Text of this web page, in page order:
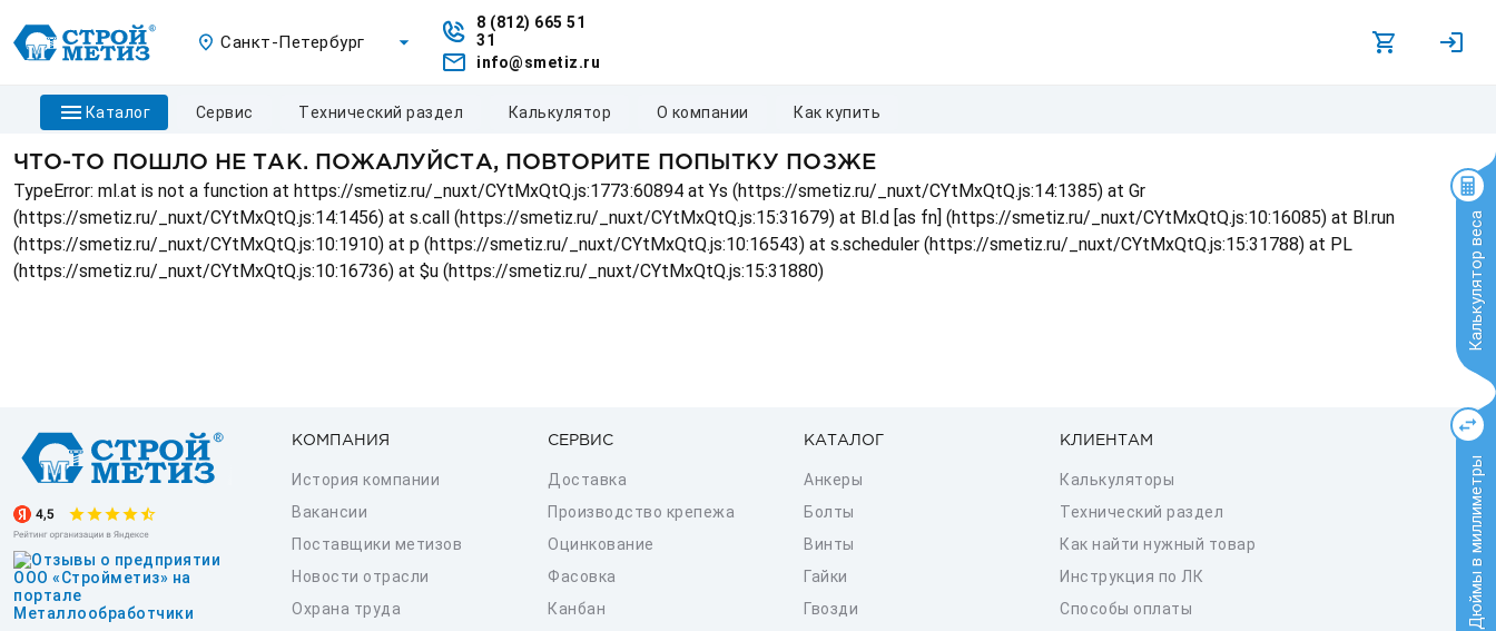
Калькулятор веса
Дюймы в миллиметры
Санкт-Петербург
8 (812) 665 51
31
info@smetiz.ru
каталог сервис технический раздел калькулятор о компании как купить
ЧТО-ТО ПОШЛО НЕ ТАК. ПОЖАЛУЙСТА, ПОВТОРИТЕ ПОПЫТКУ ПОЗЖЕ
TypeError: ml.at is not a function at https://smetiz.ru/_nuxt/CYtMxQtQ.js:1773:60894 at Ys (https://smetiz.ru/_nuxt/CYtMxQtQ.js:14:1385) at Gr
(https://smetiz.ru/_nuxt/CYtMxQtQ.js:14:1456) at s.call (https://smetiz.ru/_nuxt/CYtMxQtQ.js:15:31679) at Bl.d [as fn] (https://smetiz.ru/_nuxt/CYtMxQtQ.js:10:16085) at Bl.run
(https://smetiz.ru/_nuxt/CYtMxQtQ.js:10:1910) at p (https://smetiz.ru/_nuxt/CYtMxQtQ.js:10:16543) at s.scheduler (https://smetiz.ru/_nuxt/CYtMxQtQ.js:15:31788) at PL
(https://smetiz.ru/_nuxt/CYtMxQtQ.js:10:16736) at $u (https://smetiz.ru/_nuxt/CYtMxQtQ.js:15:31880)
КОМПАНИЯ
История компании
Вакансии
Поставщики метизов
Новости отрасли
Охрана труда
СЕРВИС
Доставка
Производство крепежа
Оцинкование
Фасовка
Канбан
КАТАЛОГ
Анкеры
Болты
Винты
Гайки
Гвозди
КЛИЕНТАМ
Калькуляторы
Технический раздел
Как найти нужный товар
Инструкция по ЛК
Способы оплаты